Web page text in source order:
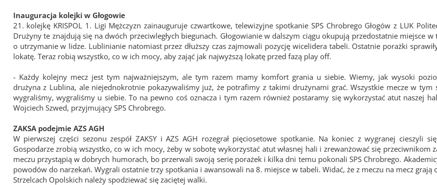
Inauguracja kolejki w Głogowie
21. kolejkę KRISPOL 1. Ligi Mężczyzn zainauguruje czwartkowe, telewizyjne spotkanie SPS Chrobrego Głogów z LUK
Drużyny te znajdują się na dwóch przeciwległych biegunach. Głogowianie w dalszym ciągu okupują przedostatnie miejsce w
o utrzymanie w lidze. Lublinianie natomiast przez dłuższy czas zajmowali pozycję wicelidera tabeli. Ostatnie porażki
lokatę. Teraz robią wszystko, co w ich mocy, aby zająć jak najwyższą lokatę przed fazą play off.
- Każdy kolejny mecz jest tym najważniejszym, ale tym razem mamy komfort grania u siebie. Wiemy, jak wysoki
drużyna z Lublina, ale niejednokrotnie pokazywaliśmy już, że potrafimy z takimi drużynami grać. Wszystkie mecze w tym
wygraliśmy, wygraliśmy u siebie. To na pewno coś oznacza i tym razem również postaramy się wykorzystać atut naszej
Wojciech Szwed, przyjmujący SPS Chrobrego.
ZAKSA podejmie AZS AGH
W pierwszej części sezonu zespół ZAKSY i AZS AGH rozegrał pięciosetowe spotkanie. Na koniec z wygranej cieszyli
Gospodarze zrobią wszystko, co w ich mocy, żeby w sobotę wykorzystać atut własnej hali i zrewanżować się przeciwnikom
meczu przystąpią w dobrych humorach, bo przerwali swoją serię porażek i kilka dni temu pokonali SPS Chrobrego.
powodów do narzekań. Wygrali ostatnie trzy spotkania i awansowali na 8. miejsce w tabeli. Widać, że z meczu na mecz grają
Strzelcach Opolskich należy spodziewać się zaciętej walki.